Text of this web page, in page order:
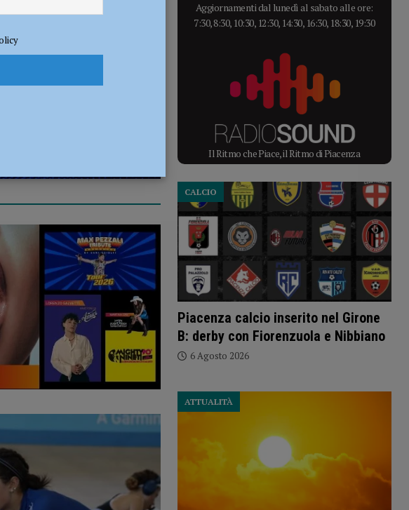
Aggiornamenti dal lunedì al sabato alle ore:
7:30, 8:30, 10:30, 12:30, 14:30, 16:30, 18:30, 19:30
Il Ritmo che Piace, il Ritmo di Piacenza
Piacenza calcio inserito nel Girone
B: derby con Fiorenzuola e Nibbiano
CALCIO
6 Agosto 2026
ATTUALITÀ